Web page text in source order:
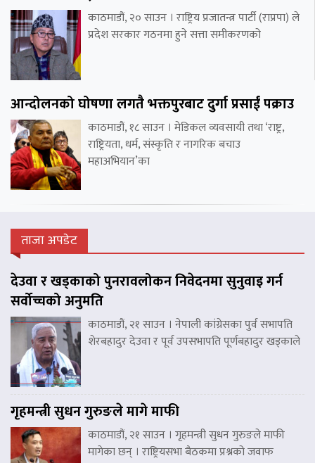
काठमाडौं, २० साउन । राष्ट्रिय प्रजातन्त्र पार्टी (राप्रपा) ले
प्रदेश सरकार गठनमा हुने सत्ता समीकरणको
आन्दोलनको घोषणा लगतै भक्तपुरबाट दुर्गा प्रसाईं पक्राउ
काठमाडौं, १८ साउन । मेडिकल व्यवसायी तथा ‘राष्ट्र,
राष्ट्रियता, धर्म, संस्कृति र नागरिक बचाउ
महाअभियान’का
ताजा अपडेट
देउवा र खड्काको पुनरावलोकन निवेदनमा सुनुवाइ गर्न
सर्वोच्चको अनुमति
काठमाडौं, २१ साउन । नेपाली कांग्रेसका पुर्व सभापति
शेरबहादुर देउवा र पूर्व उपसभापति पूर्णबहादुर खड्काले
गृहमन्त्री सुधन गुरुङले मागे माफी
काठमाडौं, २१ साउन । गृहमन्त्री सुधन गुरुङले माफी
मागेका छन् । राष्ट्रियसभा बैठकमा प्रश्नको जवाफ